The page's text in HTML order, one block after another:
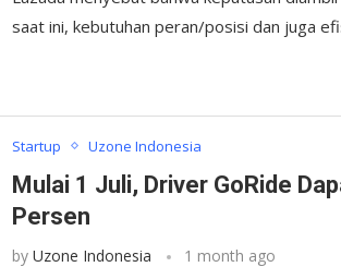
saat ini, kebutuhan peran/posisi dan juga
Startup Uzone Indonesia
Mulai 1 Juli, Driver GoRide
Persen
byUzone Indonesia 1 month ago